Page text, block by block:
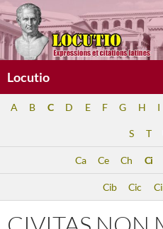
Aller
au
contenu
Locutio
A B C D E F G H I
S T
Ca Ce Ch Ci
Cib Cic